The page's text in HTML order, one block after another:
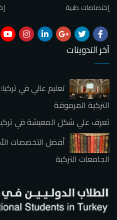
إختصاصات طبية
آخر التدوينات
تعليم عالي في
التركية المرموقة
تعرف علي شكل المعيشة في تركيا
أفضل التخصصات
الجامعات التركية